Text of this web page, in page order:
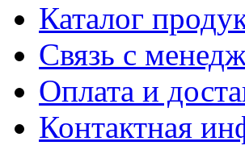
Каталог
Связь с
Оплата и
Контактная